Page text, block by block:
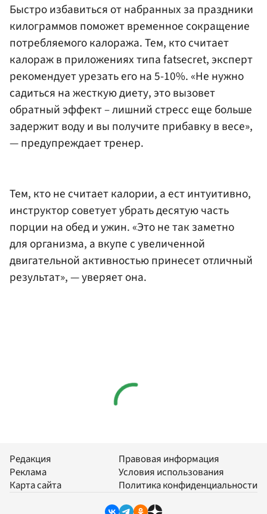
Быстро избавиться от набранных за праздники
килограммов поможет временное сокращение
потребляемого калоража. Тем, кто считает
калораж в приложениях типа fatsecret, эксперт
рекомендует урезать его на 5-10%. «Не нужно
садиться на жесткую диету, это вызовет
обратный эффект – лишний стресс еще больше
задержит воду и вы получите прибавку в весе»,
— предупреждает тренер.
Тем, кто не считает калории, а ест интуитивно,
инструктор советует убрать десятую часть
порции на обед и ужин. «Это не так заметно
для организма, а вкупе с увеличенной
двигательной активностью принесет отличный
результат», — уверяет она.
Редакция
Реклама
Карта сайта
Правовая информация
Условия использования
Политика конфиденциальности